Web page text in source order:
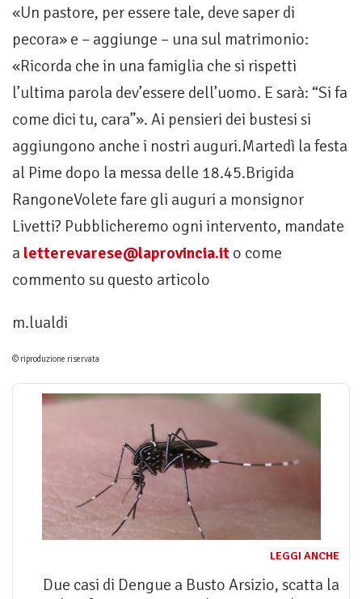
«Un pastore, per essere tale, deve saper di
pecora» e – aggiunge – una sul matrimonio:
«Ricorda che in una famiglia che si rispetti
l’ultima parola dev’essere dell’uomo. E sarà: “Si fa
come dici tu, cara”». Ai pensieri dei bustesi si
aggiungono anche i nostri auguri.Martedì la festa
al Pime dopo la messa delle 18.45.Brigida
RangoneVolete fare gli auguri a monsignor
Livetti? Pubblicheremo ogni intervento, mandate
a letterevarese@laprovincia.it o come
commento su questo articolo
m.lualdi
© riproduzione riservata
LEGGI ANCHE
Due casi di Dengue a Busto Arsizio, scatta la